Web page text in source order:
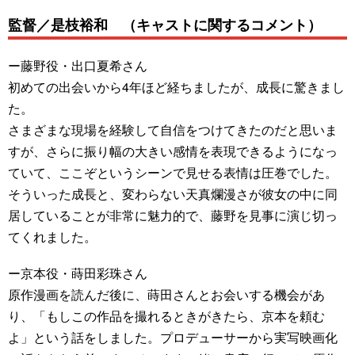
監督／是枝裕和 （キャストに関するコメント）
ー藤野役・出口夏希さん
初めての出会いから4年ほど経ちましたが、成長に驚きまし
た。
さまざまな現場を経験して自信をつけてきたのだと思いま
すが、さらに振り幅の大きい感情を表現できるようになっ
ていて、ここぞというシーンで見せる表情は圧巻でした。
そういった成長と、変わらない天真爛漫さが彼女の中に同
居していることが非常に魅力的で、藤野を見事に演じ切っ
てくれました。
ー京本役・蒔田彩珠さん
原作漫画を読んだ後に、蒔田さんとお会いする機会があ
り、「もしこの作品を撮れるときがきたら、京本を頼む
よ」という話をしました。プロデューサーから実写映画化